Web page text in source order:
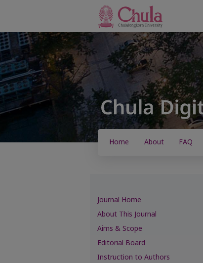
Home About FAQ
Journal Home
About This Journal
Aims & Scope
Editorial Board
Instruction to Authors